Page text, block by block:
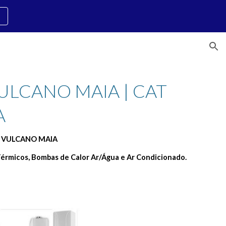
MAIA | CAT
VULCANO MAIA
Bombas de Calor Ar/Água e Ar Condicionado.